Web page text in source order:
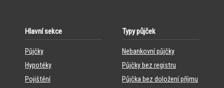
Hlavní sekce
Půjčky
Hypotéky
Pojištění
Typy půjček
Nebankovní půjčky
Půjčky bez registru
Půjčka bez doložení příjmu